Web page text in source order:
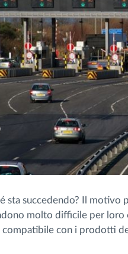
sta succedendo? Il motivo
molto difficile per loro
con i prodotti